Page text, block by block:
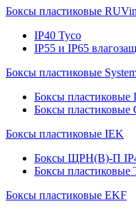
Боксы пластиковые
IP40 Тусо
IP55 и IP65
Боксы пластиковые
Боксы пластиковые
Боксы пластиковые
Боксы пластиковые IEK
Боксы ЩРН(В)-П
Боксы
Боксы пластиковые EKF